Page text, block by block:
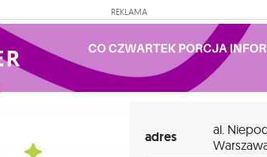
REKLAMA
adres
al.